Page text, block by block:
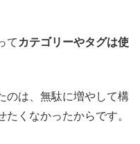
て カテゴリーやタグは使
のは、無駄に増やして構
くなかったからです。